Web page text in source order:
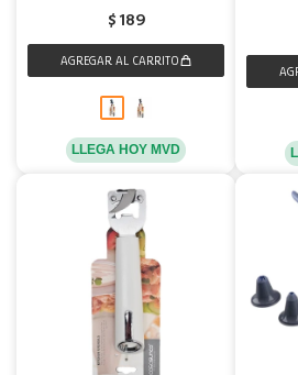
$ 189
LLEGA HOY MVD